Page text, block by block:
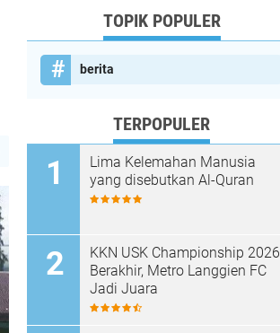
TOPIK POPULER
berita
TERPOPULER
Lima Kelemahan Manusia
yang disebutkan Al-Quran
KKN USK Championship 2026
Berakhir, Metro Langgien FC
Jadi Juara